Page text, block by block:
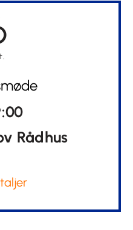
Rådhus